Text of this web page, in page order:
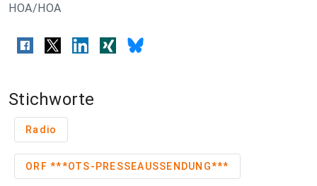
HOA/HOA
Stichworte
Radio
ORF ***OTS-PRESSEAUSSENDUNG***